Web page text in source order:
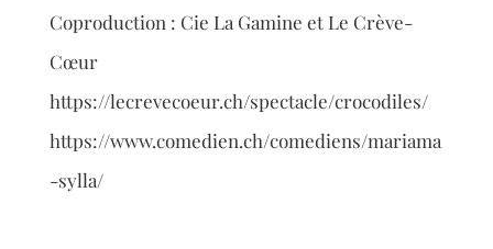
Coproduction : Cie La Gamine et Le Crève-
Cœur
https://lecrevecoeur.ch/spectacle/crocodiles/
https://www.comedien.ch/comediens/mariama
-sylla/